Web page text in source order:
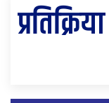
प्रतिक्रिया